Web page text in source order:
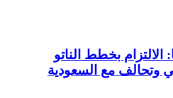
الالتزام بخطط الناتو
وتحالف مع السعودية